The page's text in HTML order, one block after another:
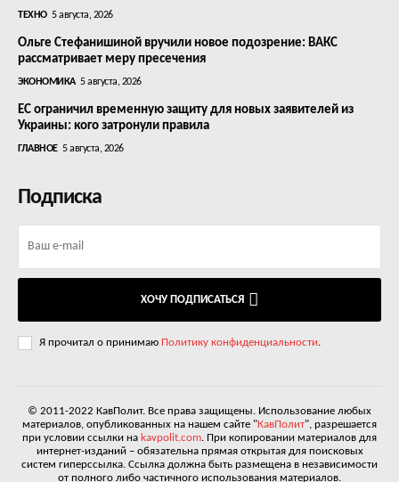
ТЕХНО 5 августа, 2026
Ольге Стефанишиной вручили новое подозрение: ВАКС
рассматривает меру пресечения
ЭКОНОМИКА 5 августа, 2026
ЕС ограничил временную защиту для новых заявителей из
Украины: кого затронули правила
ГЛАВНОЕ 5 августа, 2026
Подписка
ХОЧУ ПОДПИСАТЬСЯ
Я прочитал о принимаю Политику конфиденциальности.
© 2011-2022 КавПолит. Все права защищены. Использование любых
материалов, опубликованных на нашем сайте "КавПолит", разрешается
при условии ссылки на kavpolit.com. При копировании материалов для
интернет-изданий – обязательна прямая открытая для поисковых
систем гиперссылка. Ссылка должна быть размещена в независимости
от полного либо частичного использования материалов.